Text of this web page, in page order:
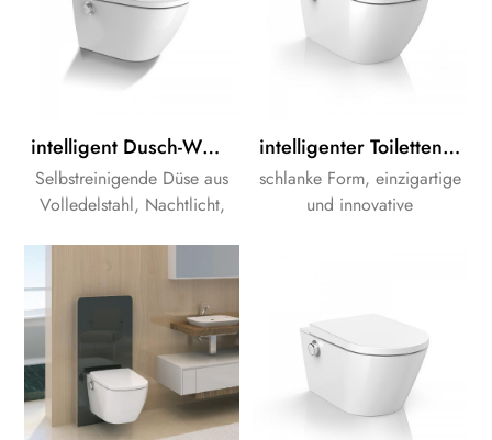
intelligent Dusch-WC Bidet Toilettensitz Elektronischer smart bidet Toilettensitz
Selbstreinigende Düse aus
Volledelstahl, Nachtlicht,
intelligenter Toilettensitz Bidet-ToilettensitzElektrischerintelligenter Toilettensitzbezug
schlanke Form, einzigartige
und innovative